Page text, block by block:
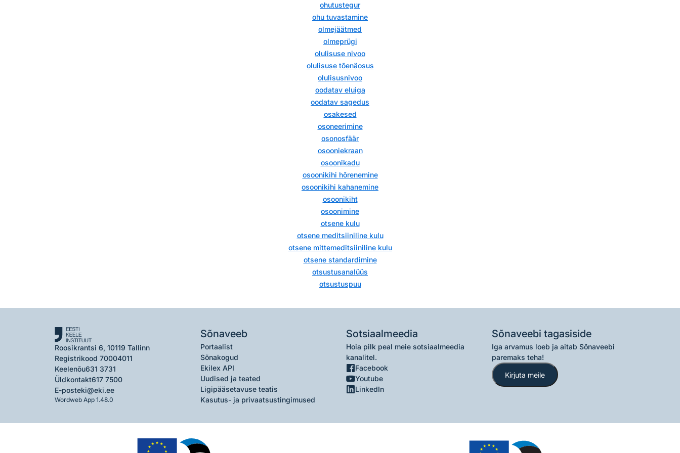
ohutustegur
ohu tuvastamine
olmejäätmed
olmeprügi
olulisuse nivoo
olulisuse tõenäosus
olulisusnivoo
oodatav eluiga
oodatav sagedus
osakesed
osoneerimine
osonosfäär
osooniekraan
osoonikadu
osoonikihi hõrenemine
osoonikihi kahanemine
osoonikiht
osoonimine
otsene kulu
otsene meditsiiniline kulu
otsene mittemeditsiiniline kulu
otsene standardimine
otsustusanalüüs
otsustuspuu
Roosikrantsi 6, 10119 Tallinn
Registrikood 70004011
Keelenõu631 3731
Üldkontakt617 7500
E-posteki@eki.ee
Wordweb App 1.48.0
Sõnaveeb
Portaalist
Sõnakogud
Ekilex API
Uudised ja teated
Ligipääsetavuse teatis
Kasutus- ja privaatsustingimused
Sotsiaalmeedia
Hoia pilk peal meie sotsiaalmeedia
kanalitel.
Facebook
Youtube
LinkedIn
Sõnaveebi tagasiside
Iga arvamus loeb ja aitab Sõnaveebi
paremaks teha!
Kirjuta meile